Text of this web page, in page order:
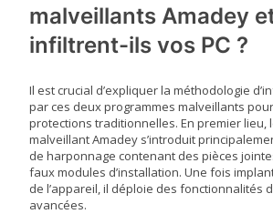
malveillants Amadey
infiltrent-ils vos PC ?
Il est crucial d’expliquer la méthodologie
par ces deux programmes malveillants
protections traditionnelles. En premier lieu,
malveillant Amadey s’introduit
de harponnage contenant des pièces
faux modules d’installation. Une fois
de l’appareil, il déploie des fonctionnalités
avancées.